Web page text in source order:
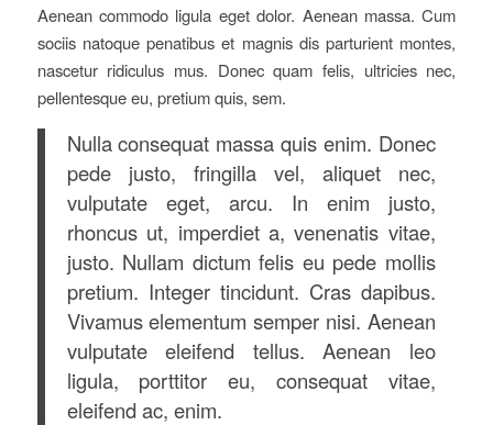
Aenean commodo ligula eget dolor. Aenean massa. Cum
sociis natoque penatibus et magnis dis parturient montes,
nascetur ridiculus mus. Donec quam felis, ultricies nec,
pellentesque eu, pretium quis, sem.
Nulla consequat massa quis enim. Donec
pede justo, fringilla vel, aliquet nec,
vulputate eget, arcu. In enim justo,
rhoncus ut, imperdiet a, venenatis vitae,
justo. Nullam dictum felis eu pede mollis
pretium. Integer tincidunt. Cras dapibus.
Vivamus elementum semper nisi. Aenean
vulputate eleifend tellus. Aenean leo
ligula, porttitor eu, consequat vitae,
eleifend ac, enim.